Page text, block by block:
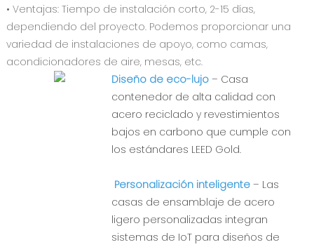
• Ventajas: Tiempo de instalación corto, 2-15 días,
dependiendo del proyecto. Podemos proporcionar una
variedad de instalaciones de apoyo, como camas,
acondicionadores de aire, mesas, etc.
Diseño de eco-lujo – Casa
contenedor de alta calidad con
acero reciclado y revestimientos
bajos en carbono que cumple con
los estándares LEED Gold.
Personalización inteligente – Las
casas de ensamblaje de acero
ligero personalizadas integran
sistemas de IoT para diseños de